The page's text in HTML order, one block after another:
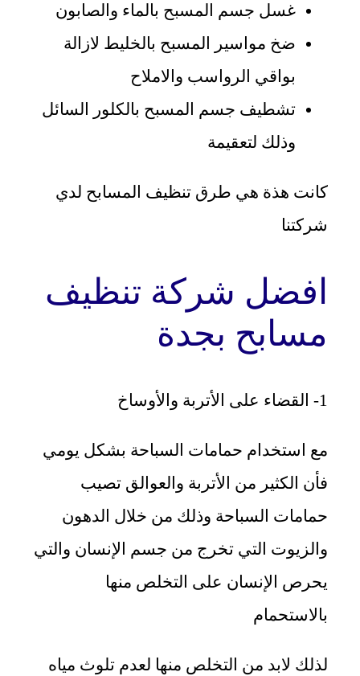
غسل جسم المسبح بالماء والصابون
ضخ مواسير المسبح بالخليط لازالة
بواقي الرواسب والاملاح
تشطيف جسم المسبح بالكلور السائل
وذلك لتعقيمة
كانت هذة هي طرق تنظيف المسابح لدي
شركتنا
افضل شركة تنظيف
مسابح بجدة
1- القضاء على الأتربة والأوساخ
مع استخدام حمامات السباحة بشكل يومي
فأن الكثير من الأتربة والعوالق تصيب
حمامات السباحة وذلك من خلال الدهون
والزيوت التي تخرج من جسم الإنسان والتي
يحرص الإنسان على التخلص منها
بالاستحمام
لذلك لابد من التخلص منها لعدم تلوث مياه